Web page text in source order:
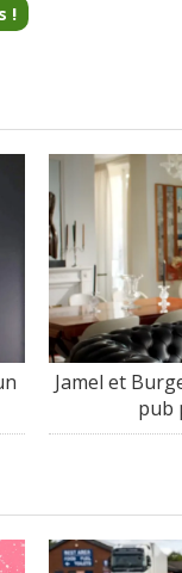
!
Jamel et
pub